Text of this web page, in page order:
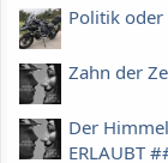
Politik
Zahn der
Der
ERLAUBT